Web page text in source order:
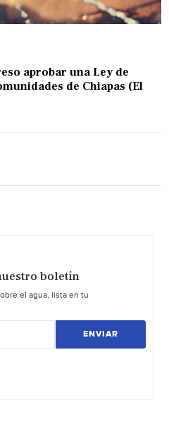
aprobar una Ley de
de Chiapas (El
boletín
el agua, lista en tu
ENVIAR